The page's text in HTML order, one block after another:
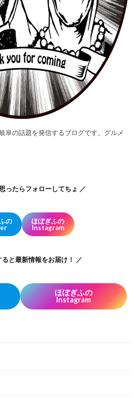
阜の話題を発信するブログです。グルメ
ったらフォローしてちょ ／
の
ほぼぎふの
Instagram
ると最新情報をお届け！ ／
ほぼぎふの
Instagram